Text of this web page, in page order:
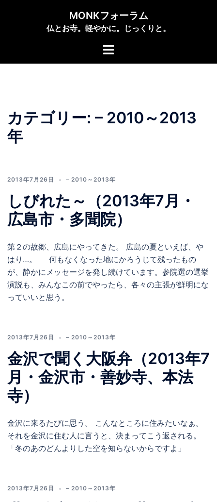
MONKフォーラム
仏とお寺。軽やかに。じっくりと。
ト
ュ
ー
カテゴリー: – 2010～2013
年
2013年7月26日 – 2010～2013年
しびれた～（2013年7月・
広島市・多聞院）
第２の故郷、広島にやってきた。 広島の夏といえば、や
はり…。 何もなくなった地にかろうじて残ったもの
が、静かにメッセージを発し続けています。参院選の選挙
演説も、みんなこの前でやったら、各々の主張が鮮明にな
っていいと思う。
2013年7月26日 – 2010～2013年
金沢で聞く大阪弁（2013年7
月・金沢市・善妙寺、本法
寺）
金沢に来るたびに思う。 こんなところに住みたいなぁ。
それを金沢に住む人に言うと、決まってこう返される。
「冬のあのどんよりした空を知らないからですよ」
2013年7月26日 – 2010～2013年